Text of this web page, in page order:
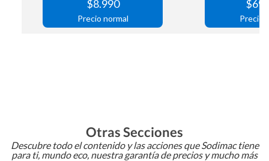
Otras Secciones
Descubre todo el contenido y las acciones que Sodimac tiene
para ti, mundo eco, nuestra garantía de precios y mucho más